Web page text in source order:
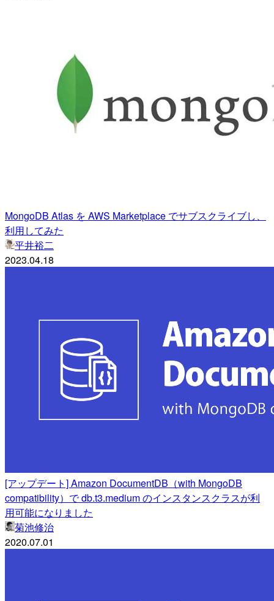
MongoDB Atlas を AWS Marketplace でサブスクライブし、
利用してみた
平井裕二
2023.04.18
[アップデート] Amazon DocumentDB（with MongoDB
compatibility）で db.t3.medium のインスタンスクラスが利
用可能になりました
菊池修治
2020.07.01